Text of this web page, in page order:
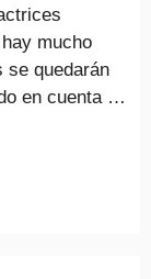
mucho
se quedarán
en cuenta …